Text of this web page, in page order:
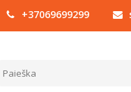
+37069699299